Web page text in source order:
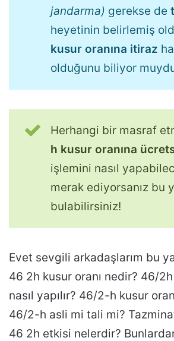
jandarma) gerekse de
heyetinin belirlemiş
kusur oranına itiraz
olduğunu biliyor
Herhangi bir masraf
h kusur oranına
işlemini nasıl
merak ediyorsanız bu
bulabilirsiniz!
Evet sevgili arkadaşlarım bu
46 2h kusur oranı nedir? 46/
nasıl yapılır? 46/2-h kusur
46/2-h asli mi tali mi?
46 2h etkisi nelerdir?